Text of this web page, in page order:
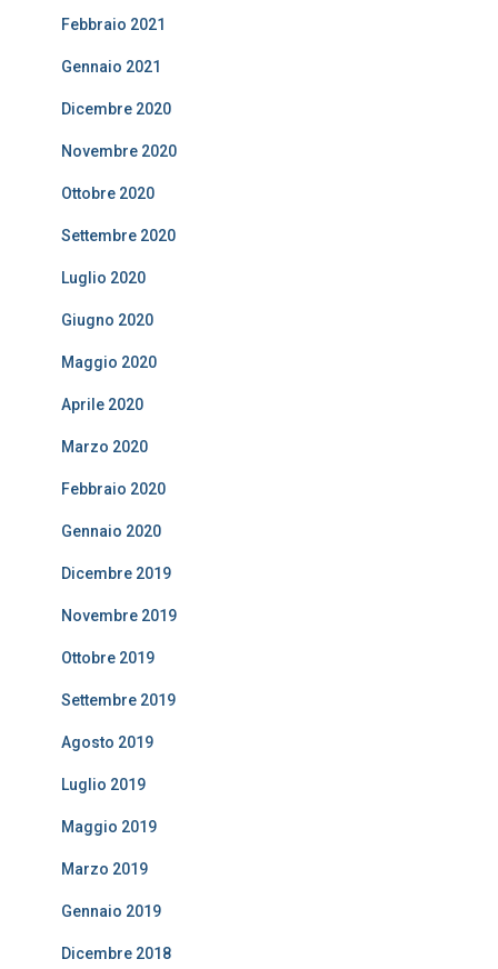
Febbraio 2021
Gennaio 2021
Dicembre 2020
Novembre 2020
Ottobre 2020
Settembre 2020
Luglio 2020
Giugno 2020
Maggio 2020
Aprile 2020
Marzo 2020
Febbraio 2020
Gennaio 2020
Dicembre 2019
Novembre 2019
Ottobre 2019
Settembre 2019
Agosto 2019
Luglio 2019
Maggio 2019
Marzo 2019
Gennaio 2019
Dicembre 2018